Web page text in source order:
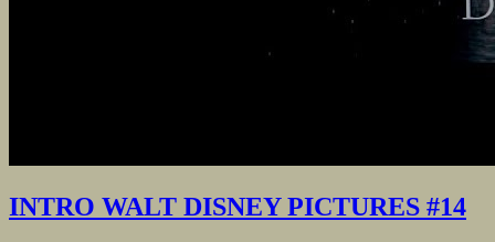
INTRO WALT DISNEY PICTURES #14